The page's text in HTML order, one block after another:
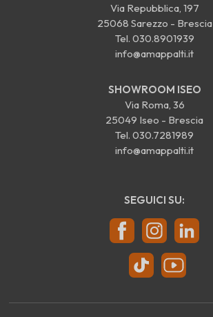
Via Repubblica, 197
25068 Sarezzo - Brescia
Tel. 030.8901939
info@amappalti.it
SHOWROOM ISEO
Via Roma, 36
25049 Iseo - Brescia
Tel. 030.7281989
info@amappalti.it
SEGUICI SU: